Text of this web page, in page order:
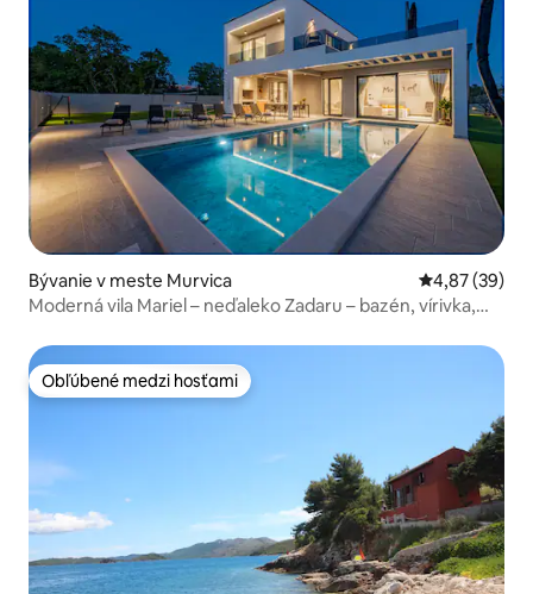
Bývanie v meste Murvica Priemerné
4,87 (39)
Moderná vila Mariel – neďaleko Zadaru – bazén, vírivka,
Obľúbené medzi hosťami
Obľúbené medzi hosťami